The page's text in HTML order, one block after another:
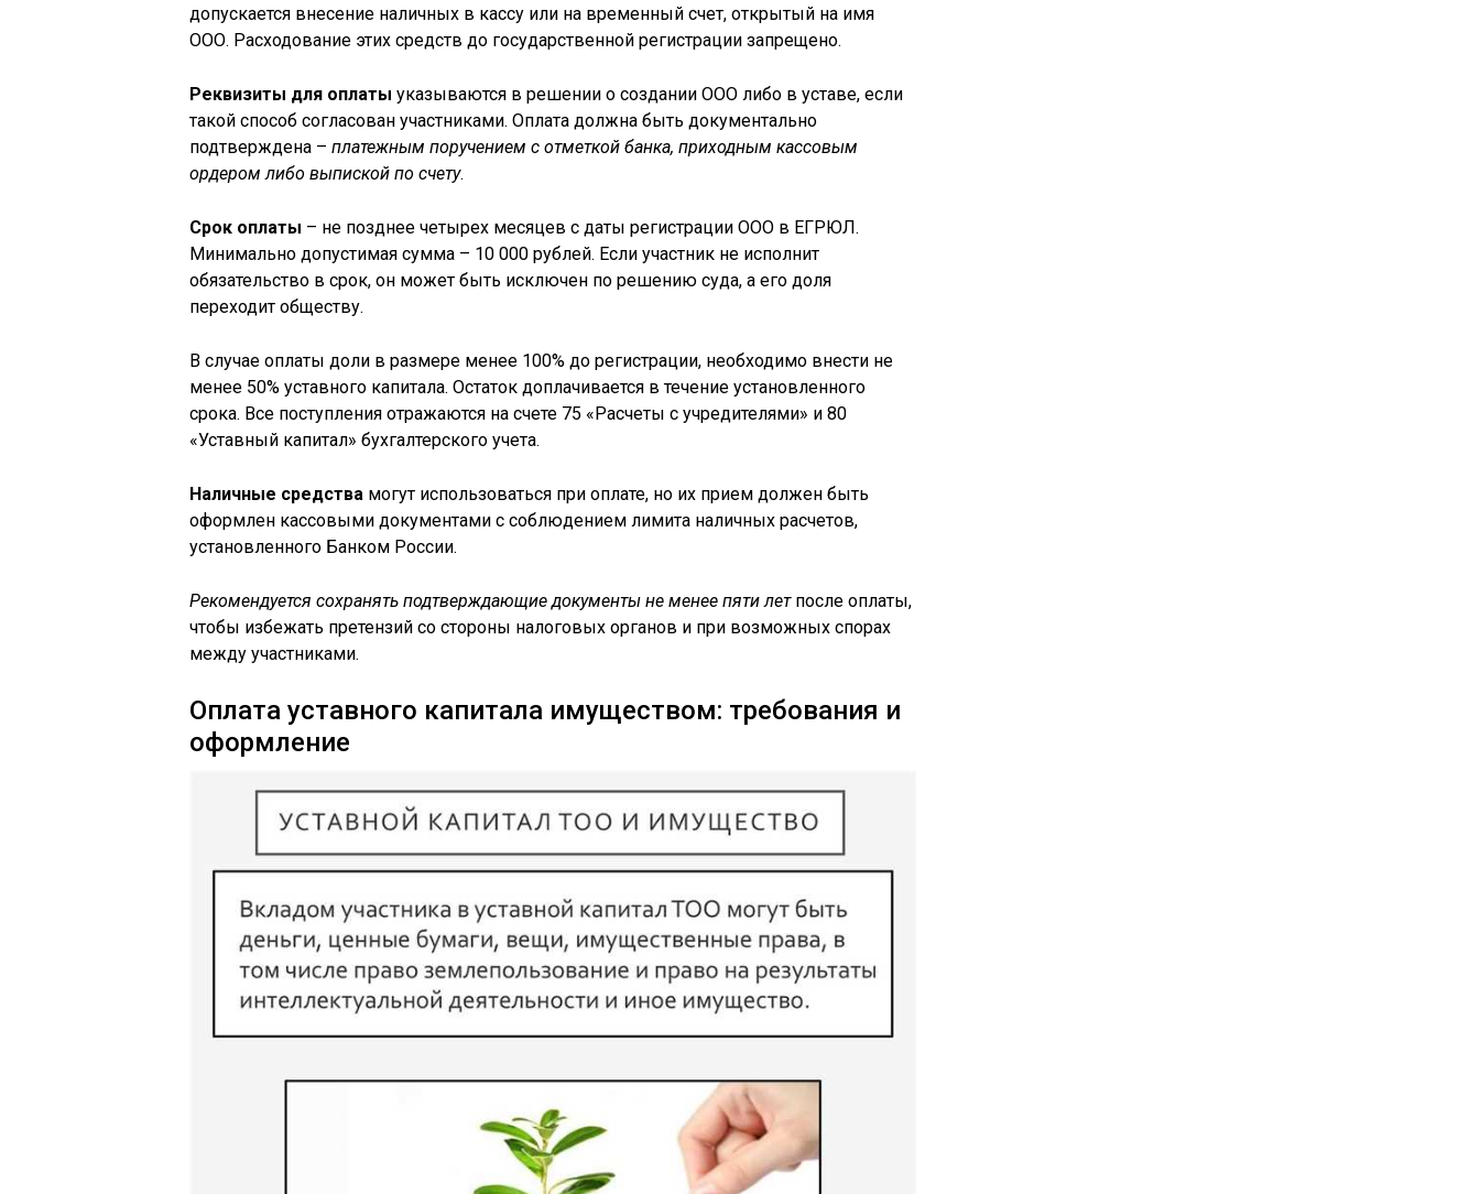
допускается внесение наличных в кассу или на временный счет, открытый на имя
ООО. Расходование этих средств до государственной регистрации запрещено.
Реквизиты для оплаты указываются в решении о создании ООО либо в уставе, если
такой способ согласован участниками. Оплата должна быть документально
подтверждена – платежным поручением с отметкой банка, приходным кассовым
ордером либо выпиской по счету.
Срок оплаты – не позднее четырех месяцев с даты регистрации ООО в ЕГРЮЛ.
Минимально допустимая сумма – 10 000 рублей. Если участник не исполнит
обязательство в срок, он может быть исключен по решению суда, а его доля
переходит обществу.
В случае оплаты доли в размере менее 100% до регистрации, необходимо внести не
менее 50% уставного капитала. Остаток доплачивается в течение установленного
срока. Все поступления отражаются на счете 75 «Расчеты с учредителями» и 80
«Уставный капитал» бухгалтерского учета.
Наличные средства могут использоваться при оплате, но их прием должен быть
оформлен кассовыми документами с соблюдением лимита наличных расчетов,
установленного Банком России.
Рекомендуется сохранять подтверждающие документы не менее пяти летпосле оплаты,
чтобы избежать претензий со стороны налоговых органов и при возможных спорах
между участниками.
Оплата уставного капитала имуществом: требования и
оформление